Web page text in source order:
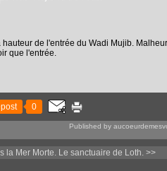
de l'entrée du Wadi Mujib.
que l'entrée.
0
Published by
la Mer Morte. Le sanctuaire de Loth. >>